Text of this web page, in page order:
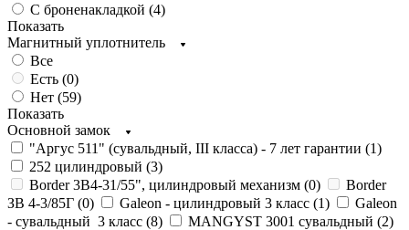
С броненакладкой (4)
Показать
Магнитный уплотнитель
Все
Есть (0)
Нет (59)
Показать
Основной замок
"Аргус 511" (сувальдный, III класса) - 7 лет гарантии (1)
252 цилиндровый (3)
Border 3В4-31/55", цилиндровый механизм (0)
Border
ЗВ 4-3/85Г (0) Galeon - цилиндровый 3 класс (1)
Galeon
- сувальдный 3 класс (8) MANGYST 3001 сувальдный (2)